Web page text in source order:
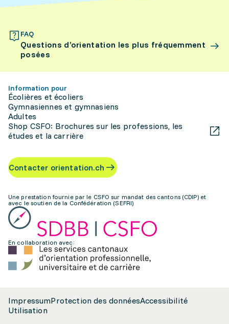
FAQ
Questions d’orientation les plus fréquemment
posées
Information pour
Écolières et écoliers
Gymnasiennes et gymnasiens
Adultes
Shop CSFO: Brochures sur les professions, les
études et la carrière
Contacter orientation.ch
Une prestation fournie par le CSFO sur mandat des cantons (CDIP) et
avec le soutien de la Confédération (SEFRI)
En collaboration avec:
ImpressumProtection des donnéesAccessibilité
Utilisation